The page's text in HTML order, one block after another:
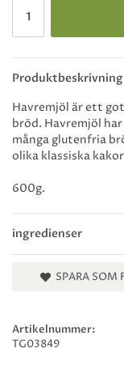
Produktbeskrivning
ingredienser
Havremjöl är ett
bröd. Havremjöl
många glutenfria
olika klassiska
600g.
SPARA SOM
Artikelnummer:
TG03849